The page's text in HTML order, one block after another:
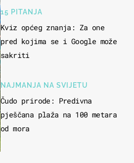
15 PITANJA
Kviz općeg znanja: Za one
pred kojima se i Google može
sakriti
NAJMANJA NA SVIJETU
Čudo prirode: Predivna
pješčana plaža na 100 metara
od mora